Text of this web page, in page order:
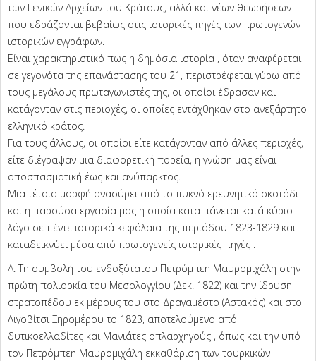
των Γενικών Αρχείων του Κράτους, αλλά και νέων θεωρήσεων
που εδράζονται βεβαίως στις ιστορικές πηγές των πρωτογενών
ιστορικών εγγράφων.
Είναι χαρακτηριστικό πως η δημόσια ιστορία , όταν αναφέρεται
σε γεγονότα της επανάστασης του ΄21, περιστρέφεται γύρω από
τους μεγάλους πρωταγωνιστές της, οι οποίοι έδρασαν και
κατάγονταν στις περιοχές, οι οποίες εντάχθηκαν στο ανεξάρτητο
ελληνικό κράτος.
Για τους άλλους, οι οποίοι είτε κατάγονταν από άλλες περιοχές,
είτε διέγραψαν μια διαφορετική πορεία, η γνώση μας είναι
αποσπασματική έως και ανύπαρκτος.
Μια τέτοια μορφή ανασύρει από το πυκνό ερευνητικό σκοτάδι
και η παρούσα εργασία μας η οποία καταπιάνεται κατά κύριο
λόγο σε πέντε ιστορικά κεφάλαια της περιόδου 1823-1829 και
καταδεικνύει μέσα από πρωτογενείς ιστορικές πηγές .
Α. Τη συμβολή του ενδοξότατου Πετρόμπεη Μαυρομιχάλη στην
πρώτη πολιορκία του Μεσολογγίου (Δεκ. 1822) και την ίδρυση
στρατοπέδου εκ μέρους του στο Δραγαμέστο (Αστακός) και στο
Λιγοβίτσι Ξηρομέρου το 1823, αποτελούμενο από
δυτικοελλαδίτες και Μανιάτες οπλαρχηγούς , όπως και την υπό
τον Πετρόμπεη Μαυρομιχάλη εκκαθάριση των τουρκικών